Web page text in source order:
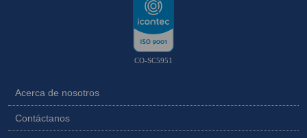
CO-SC5951
Acerca de nosotros
Contáctanos